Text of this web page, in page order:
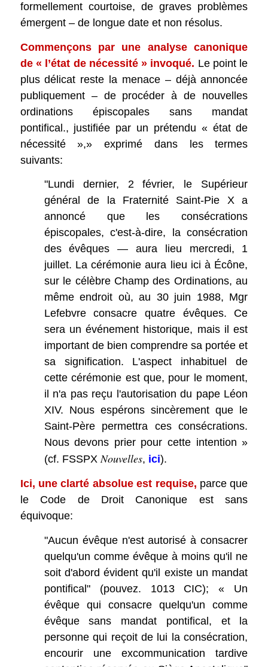
formellement courtoise, de graves problèmes
émergent – ​​de longue date et non résolus.
Commençons par une analyse canonique
de « l’état de nécessité » invoqué. Le point le
plus délicat reste la menace – déjà annoncée
publiquement – ​​de procéder à de nouvelles
ordinations épiscopales sans mandat
pontifical., justifiée par un prétendu « état de
nécessité »,» exprimé dans les termes
suivants:
"Lundi dernier, 2 février, le Supérieur
général de la Fraternité Saint-Pie X a
annoncé que les consécrations
épiscopales, c'est-à-dire, la consécration
des évêques — aura lieu mercredi, 1
juillet. La cérémonie aura lieu ici à Écône,
sur le célèbre Champ des Ordinations, au
même endroit où, au 30 juin 1988, Mgr
Lefebvre consacre quatre évêques. Ce
sera un événement historique, mais il est
important de bien comprendre sa portée et
sa signification. L'aspect inhabituel de
cette cérémonie est que, pour le moment,
il n'a pas reçu l'autorisation du pape Léon
XIV. Nous espérons sincèrement que le
Saint-Père permettra ces consécrations.
Nous devons prier pour cette intention »
(cf. FSSPXNouvelles, ici).
Ici, une clarté absolue est requise, parce que
le Code de Droit Canonique est sans
équivoque:
"Aucun évêque n'est autorisé à consacrer
quelqu'un comme évêque à moins qu'il ne
soit d'abord évident qu'il existe un mandat
pontifical" (pouvez. 1013 CIC); « Un
évêque qui consacre quelqu'un comme
évêque sans mandat pontifical, et la
personne qui reçoit de lui la consécration,
encourir une excommunication tardive